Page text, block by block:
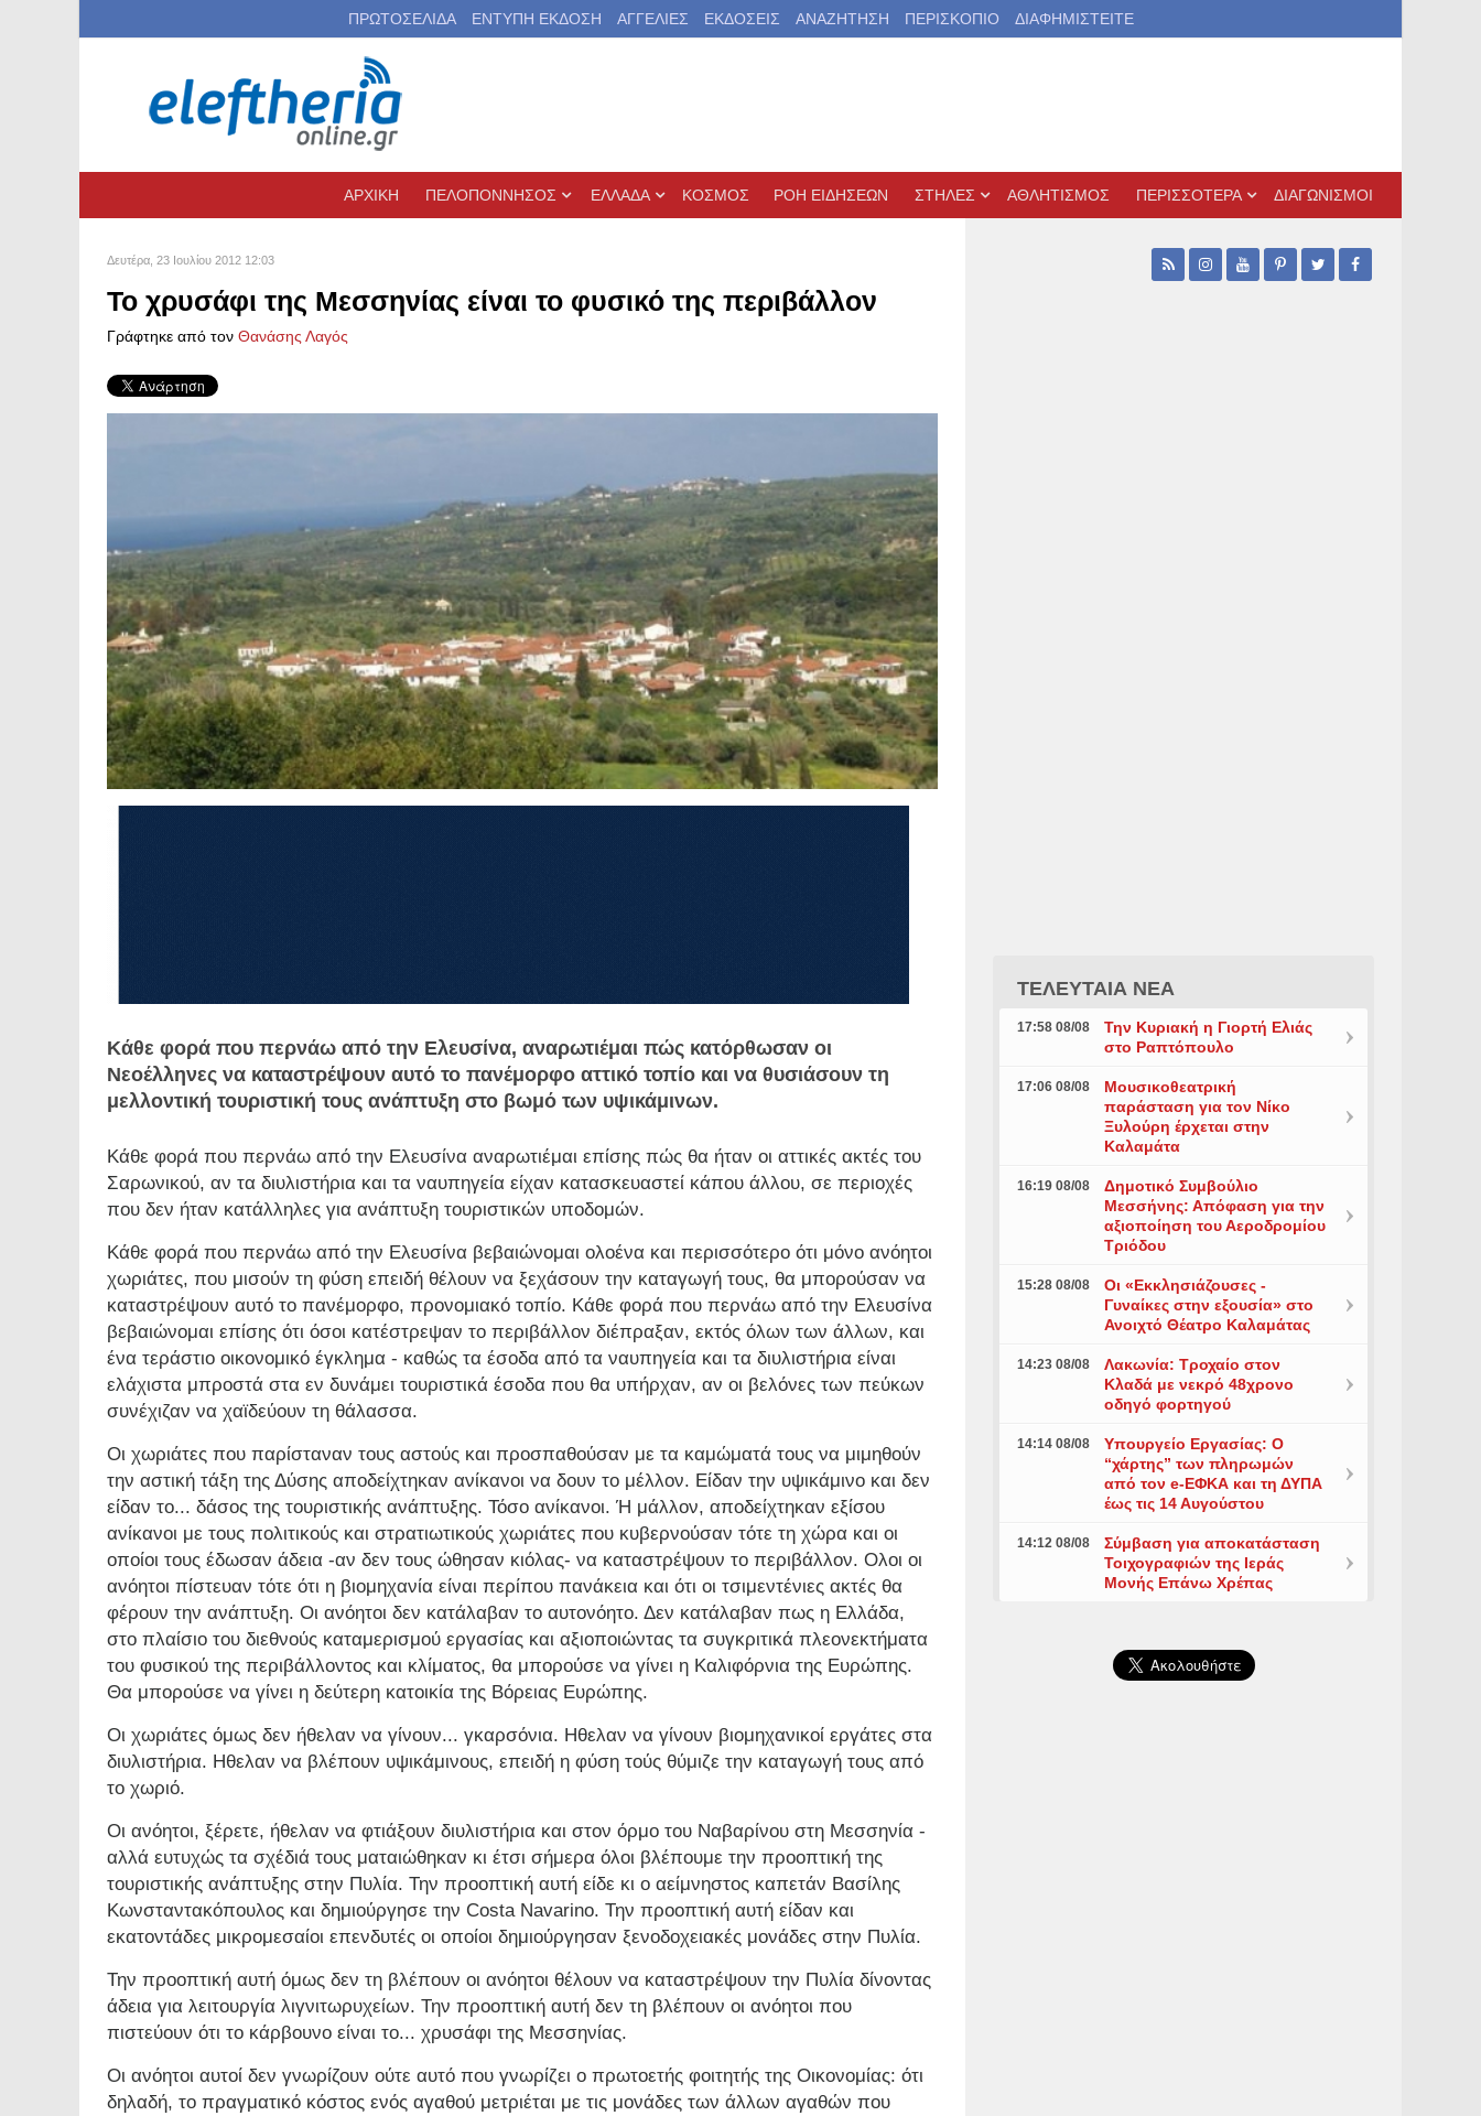
ΠΡΩΤΟΣΕΛΙΔΑ ΕΝΤΥΠΗ ΕΚΔΟΣΗ ΑΓΓΕΛΙΕΣ ΕΚΔΟΣΕΙΣ ΑΝΑΖΗΤΗΣΗ ΠΕΡΙΣΚΟΠΙΟ ΔΙΑΦΗΜΙΣΤΕΙΤΕ
ΑΡΧΙΚΗ ΠΕΛΟΠΟΝΝΗΣΟΣ ΕΛΛΑΔΑ ΚΟΣΜΟΣ ΡΟΗ ΕΙΔΗΣΕΩΝ ΣΤΗΛΕΣ ΑΘΛΗΤΙΣΜΟΣ ΠΕΡΙΣΣΟΤΕΡΑ ΔΙΑΓΩΝΙΣΜΟΙ
Δευτέρα, 23 Ιουλίου 2012 12:03
Το χρυσάφι της Μεσσηνίας είναι το φυσικό της περιβάλλον
Γράφτηκε από τον Θανάσης Λαγός
Κάθε φορά που περνάω από την Ελευσίνα, αναρωτιέμαι πώς κατόρθωσαν οι
Νεοέλληνες να καταστρέψουν αυτό το πανέμορφο αττικό τοπίο και να θυσιάσουν τη
μελλοντική τουριστική τους ανάπτυξη στο βωμό των υψικάμινων.
Κάθε φορά που περνάω από την Ελευσίνα αναρωτιέμαι επίσης πώς θα ήταν οι αττικές ακτές του
Σαρωνικού, αν τα διυλιστήρια και τα ναυπηγεία είχαν κατασκευαστεί κάπου άλλου, σε περιοχές
που δεν ήταν κατάλληλες για ανάπτυξη τουριστικών υποδομών.
Κάθε φορά που περνάω από την Ελευσίνα βεβαιώνομαι ολοένα και περισσότερο ότι μόνο ανόητοι
χωριάτες, που μισούν τη φύση επειδή θέλουν να ξεχάσουν την καταγωγή τους, θα μπορούσαν να
καταστρέψουν αυτό το πανέμορφο, προνομιακό τοπίο. Κάθε φορά που περνάω από την Ελευσίνα
βεβαιώνομαι επίσης ότι όσοι κατέστρεψαν το περιβάλλον διέπραξαν, εκτός όλων των άλλων, και
ένα τεράστιο οικονομικό έγκλημα - καθώς τα έσοδα από τα ναυπηγεία και τα διυλιστήρια είναι
ελάχιστα μπροστά στα εν δυνάμει τουριστικά έσοδα που θα υπήρχαν, αν οι βελόνες των πεύκων
συνέχιζαν να χαϊδεύουν τη θάλασσα.
Οι χωριάτες που παρίσταναν τους αστούς και προσπαθούσαν με τα καμώματά τους να μιμηθούν
την αστική τάξη της Δύσης αποδείχτηκαν ανίκανοι να δουν το μέλλον. Είδαν την υψικάμινο και δεν
είδαν το... δάσος της τουριστικής ανάπτυξης. Τόσο ανίκανοι. Ή μάλλον, αποδείχτηκαν εξίσου
ανίκανοι με τους πολιτικούς και στρατιωτικούς χωριάτες που κυβερνούσαν τότε τη χώρα και οι
οποίοι τους έδωσαν άδεια -αν δεν τους ώθησαν κιόλας- να καταστρέψουν το περιβάλλον. Ολοι οι
ανόητοι πίστευαν τότε ότι η βιομηχανία είναι περίπου πανάκεια και ότι οι τσιμεντένιες ακτές θα
φέρουν την ανάπτυξη. Οι ανόητοι δεν κατάλαβαν το αυτονόητο. Δεν κατάλαβαν πως η Ελλάδα,
στο πλαίσιο του διεθνούς καταμερισμού εργασίας και αξιοποιώντας τα συγκριτικά πλεονεκτήματα
του φυσικού της περιβάλλοντος και κλίματος, θα μπορούσε να γίνει η Καλιφόρνια της Ευρώπης.
Θα μπορούσε να γίνει η δεύτερη κατοικία της Βόρειας Ευρώπης.
Οι χωριάτες όμως δεν ήθελαν να γίνουν... γκαρσόνια. Ηθελαν να γίνουν βιομηχανικοί εργάτες στα
διυλιστήρια. Ηθελαν να βλέπουν υψικάμινους, επειδή η φύση τούς θύμιζε την καταγωγή τους από
το χωριό.
Οι ανόητοι, ξέρετε, ήθελαν να φτιάξουν διυλιστήρια και στον όρμο του Ναβαρίνου στη Μεσσηνία -
αλλά ευτυχώς τα σχέδιά τους ματαιώθηκαν κι έτσι σήμερα όλοι βλέπουμε την προοπτική της
τουριστικής ανάπτυξης στην Πυλία. Την προοπτική αυτή είδε κι ο αείμνηστος καπετάν Βασίλης
Κωνσταντακόπουλος και δημιούργησε την Costa Navarino. Την προοπτική αυτή είδαν και
εκατοντάδες μικρομεσαίοι επενδυτές οι οποίοι δημιούργησαν ξενοδοχειακές μονάδες στην Πυλία.
Την προοπτική αυτή όμως δεν τη βλέπουν οι ανόητοι θέλουν να καταστρέψουν την Πυλία δίνοντας
άδεια για λειτουργία λιγνιτωρυχείων. Την προοπτική αυτή δεν τη βλέπουν οι ανόητοι που
πιστεύουν ότι το κάρβουνο είναι το... χρυσάφι της Μεσσηνίας.
Οι ανόητοι αυτοί δεν γνωρίζουν ούτε αυτό που γνωρίζει ο πρωτοετής φοιτητής της Οικονομίας: ότι
δηλαδή, το πραγματικό κόστος ενός αγαθού μετριέται με τις μονάδες των άλλων αγαθών που
ΤΕΛΕΥΤΑΙΑ ΝΕΑ
17:58 08/08
Την Κυριακή η Γιορτή Ελιάς
στο Ραπτόπουλο
17:06 08/08
Μουσικοθεατρική
παράσταση για τον Νίκο
Ξυλούρη έρχεται στην
Καλαμάτα
16:19 08/08
Δημοτικό Συμβούλιο
Μεσσήνης: Απόφαση για την
αξιοποίηση του Αεροδρομίου
Τριόδου
15:28 08/08
Οι «Εκκλησιάζουσες -
Γυναίκες στην εξουσία» στο
Ανοιχτό Θέατρο Καλαμάτας
14:23 08/08
Λακωνία: Τροχαίο στον
Κλαδά με νεκρό 48χρονο
οδηγό φορτηγού
14:14 08/08
Υπουργείο Εργασίας: Ο
“χάρτης” των πληρωμών
από τον e-ΕΦΚΑ και τη ΔΥΠΑ
έως τις 14 Αυγούστου
14:12 08/08
Σύμβαση για αποκατάσταση
Τοιχογραφιών της Ιεράς
Μονής Επάνω Χρέπας